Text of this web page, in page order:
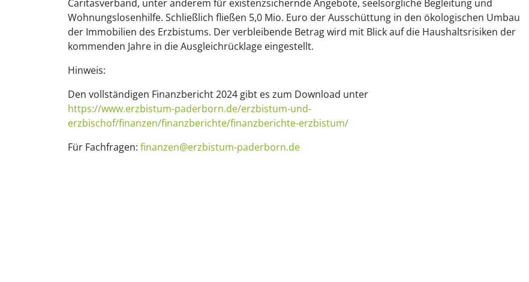
Caritasverband, unter anderem für existenzsichernde Angebote, seelsorgliche Begleitung und
Wohnungslosenhilfe. Schließlich fließen 5,0 Mio. Euro der Ausschüttung in den ökologischen Umbau
der Immobilien des Erzbistums. Der verbleibende Betrag wird mit Blick auf die Haushaltsrisiken der
kommenden Jahre in die Ausgleichrücklage eingestellt.
Hinweis:
Den vollständigen Finanzbericht 2024 gibt es zum Download unter
https://www.erzbistum-paderborn.de/erzbistum-und-
erzbischof/finanzen/finanzberichte/finanzberichte-erzbistum/
Für Fachfragen: finanzen@erzbistum-paderborn.de